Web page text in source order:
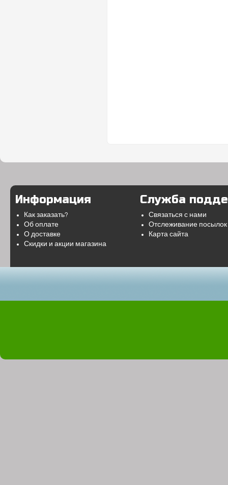
Информация
Как заказать?
Об оплате
О доставке
Скидки и акции магазина
Служба
Связаться с нами
Отслеживание посылок
Карта сайта